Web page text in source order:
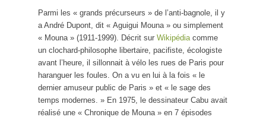
Parmi les « grands précurseurs » de l’anti-bagnole, il y
a André Dupont, dit « Aguigui Mouna » ou simplement
« Mouna » (1911-1999). Décrit sur Wikipédiacomme
un clochard-philosophe libertaire, pacifiste, écologiste
avant l’heure, il sillonnait à vélo les rues de Paris pour
haranguer les foules. On a vu en lui à la fois « le
dernier amuseur public de Paris » et « le sage des
temps modernes. » En 1975, le dessinateur Cabu avait
réalisé une « Chronique de Mouna » en 7 épisodes